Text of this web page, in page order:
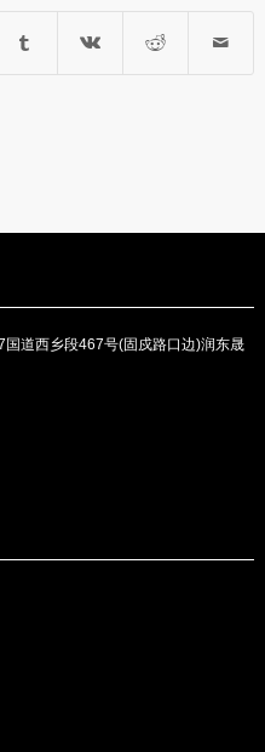
道西乡段467号(固戍路口边)润东晟